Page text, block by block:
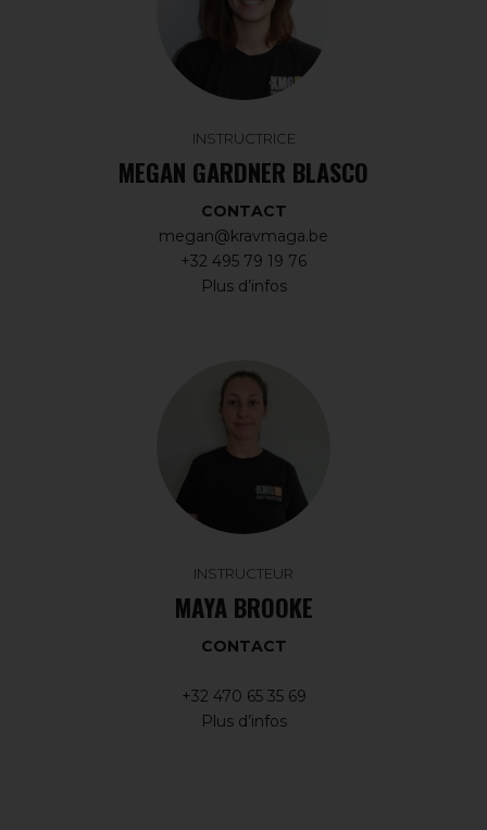
INSTRUCTRICE
MEGAN GARDNER BLASCO
CONTACT
megan@kravmaga.be
+32 495 79 19 76
Plus d’infos
INSTRUCTEUR
MAYA BROOKE
CONTACT
+32 470 65 35 69
Plus d’infos